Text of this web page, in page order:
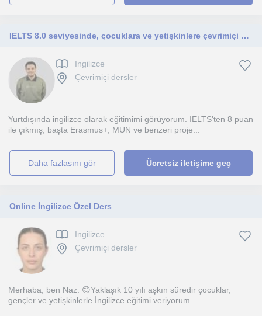
IELTS 8.0 seviyesinde, çocuklara ve yetişkinlere çevrimiçi özel İngilizce dersleri sunan, öğrenci odaklı ve sabırlı öğretmen.
Ingilizce
Çevrimiçi dersler
Yurtdışında ingilizce olarak eğitimimi görüyorum. IELTS'ten 8 puan
ile çıkmış, başta Erasmus+, MUN ve benzeri proje...
daha fazlasını gör Ücretsiz iletişime geç
Online İngilizce Özel Ders
Ingilizce
Çevrimiçi dersler
Merhaba, ben Naz. 😊Yaklaşık 10 yılı aşkın süredir çocuklar,
gençler ve yetişkinlerle İngilizce eğitimi veriyorum. ...